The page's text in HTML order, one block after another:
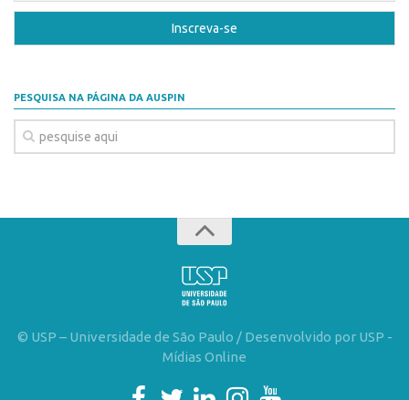
PD&I
Convênios
Conexão USP
Conexão Inter-USP
PESQUISA NA PÁGINA DA AUSPIN
© USP – Universidade de São Paulo / Desenvolvido por USP -
Mídias Online